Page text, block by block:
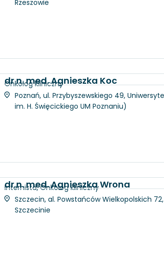
Rzeszowie
dr n. med. Agnieszka Koc
Onkolog kliniczny
Poznań, ul. Przybyszewskiego 49,
im. H. Święcickiego UM Poznaniu)
dr n. med. Agnieszka Wrona
Internista, Onkolog kliniczny
Szczecin, al. Powstańców Wielkopolskich
Szczecinie